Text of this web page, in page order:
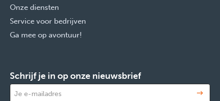
Onze diensten
Service voor bedrijven
Ga mee op avontuur!
Schrijf je in op onze nieuwsbrief